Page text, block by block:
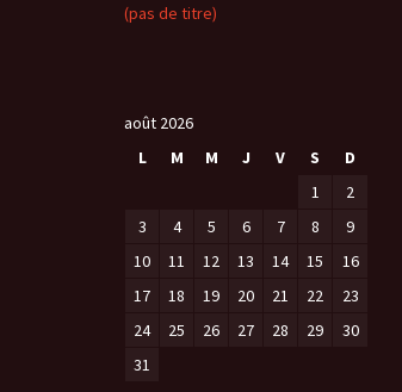
(pas de titre)
août 2026
L
M M J V S D
1
2
3
4 5 6 7 8
9
10
11 12 13 14 15
16
17
18 19 20 21 22
23
24
25 26 27 28 29
30
31